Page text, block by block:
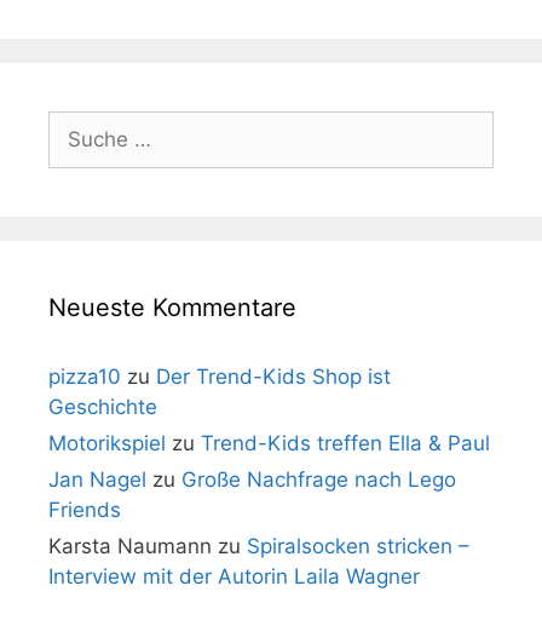
Suche
nach:
Neueste Kommentare
pizza10 zu Der Trend-Kids Shop ist
Geschichte
Motorikspiel zu Trend-Kids treffen Ella & Paul
Jan Nagel zu Große Nachfrage nach Lego
Friends
Karsta Naumann zu Spiralsocken stricken –
Interview mit der Autorin Laila Wagner